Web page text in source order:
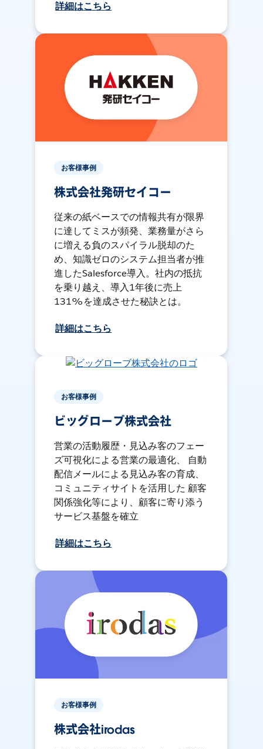
詳細はこちら
お客様事例
株式会社発研セイコー
従来の紙ベースでの情報共有が限界
に達してミスが頻発、業務量がさら
に増える負のスパイラル脱却のた
め、知識ゼロのシステム担当者が推
進したSalesforce導入。社内の抵抗
を乗り越え、導入1年後に売上
131%を達成させた秘訣とは。
詳細はこちら
お客様事例
ビッグローブ株式会社
営業の活動履歴・見込み客のフェー
ズ可視化による営業の最適化、 自動
配信メールによる見込み客の育成、
コミュニティサイトを活用した 顧客
関係強化等により、顧客に寄り添う
サービス基盤を確立
詳細はこちら
お客様事例
株式会社irodas